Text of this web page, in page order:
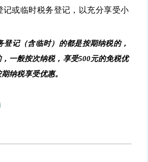
或临时税务登记，以充分享受小
登记（含临时） 的都是按期纳税的，
一般按次纳税， 享受500元的免税优
期纳税享受优惠。